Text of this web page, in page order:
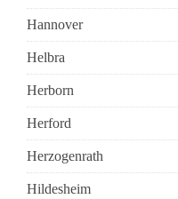
Hannover
Helbra
Herborn
Herford
Herzogenrath
Hildesheim